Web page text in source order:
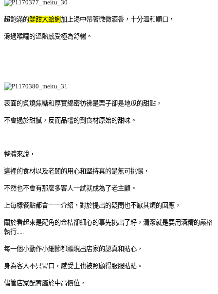
超飽滿的鮮甜大蛤蜊 加上湯中帶著微微酒香，十分溫和順口，
滑過喉嚨的溫熱感受極為舒暢。
表面的炙燒焦糖和厚實綿密彷彿是栗子卻是地瓜的甜點，
不會過於甜膩，反而品嚐的到食材原始的甜味。
整體來說，
這裡的食材以及老闆的用心和堅持真的是無可挑惕，
不然也不會有那麼多客人一試就成為了老主顧。
上每樣餐點都會一一介紹，對於提出的疑問也不厭其煩的回應，
關於看起來是配角的金桔卻細心的事先挑出了籽，清潔就是要用酒精的嚴格
執行.....
每一個小動作小細節都顯現出店家的認真和貼心，
身為客人不只胃口，感受上也被照顧得服服貼貼。
儘管店家配置屬於中高價位，